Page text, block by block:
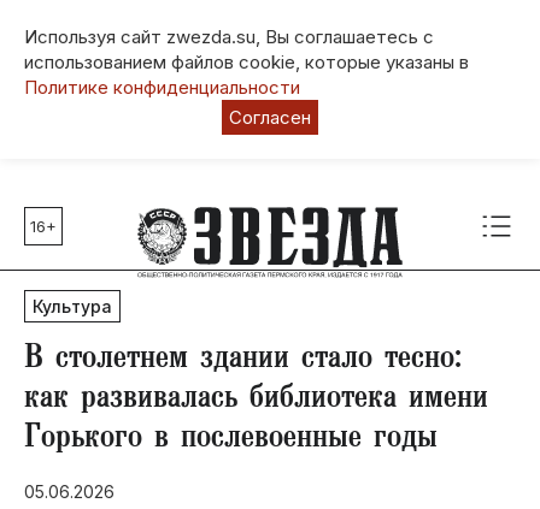
Используя сайт zwezda.su, Вы соглашаетесь с
использованием файлов cookie, которые указаны в
Политике конфиденциальности
Согласен
Главные темы
80 лет Победы
Молодежная столица РФ
СВО
Выборы в Пермском крае
Социальная поддержка
Инфраструктура
Благоустройство
16+
Культура
В столетнем здании стало тесно:
как развивалась библиотека имени
Горького в послевоенные годы
05.06.2026